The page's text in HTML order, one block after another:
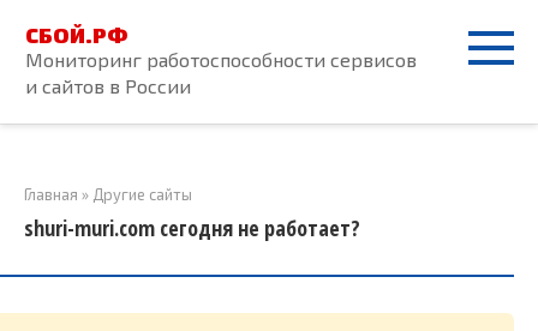
контенту
СБОЙ.РФ
Мониторинг работоспособности сервисов
и сайтов в России
Главная » Другие сайты
shuri-muri.com сегодня не работает?